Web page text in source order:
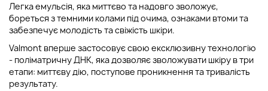
Легка емульсія, яка миттєво та надовго зволожує,
бореться з темними колами під очима, ознаками втоми та
забезпечує молодість та свіжість шкіри.
Valmont вперше застосовує свою ексклюзивну технологію
- поліматричну ДНК, яка дозволяє зволожувати шкіру в три
етапи: миттєву дію, поступове проникнення та тривалість
результату.